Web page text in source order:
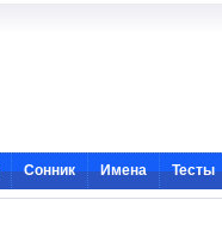
Сонник Имена Тесты